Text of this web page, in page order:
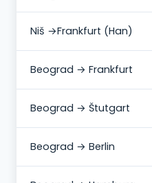
Niš →Frankfurt (Han)
Beograd → Frankfurt
Beograd → Štutgart
Beograd → Berlin